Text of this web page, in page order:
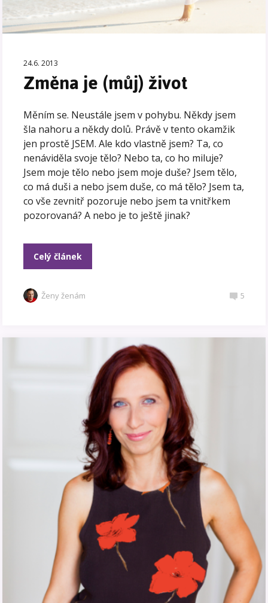
24.6. 2013
Změna je (můj) život
Měním se. Neustále jsem v pohybu. Někdy jsem
šla nahoru a někdy dolů. Právě v tento okamžik
jen prostě JSEM. Ale kdo vlastně jsem? Ta, co
nenáviděla svoje tělo? Nebo ta, co ho miluje?
Jsem moje tělo nebo jsem moje duše? Jsem tělo,
co má duši a nebo jsem duše, co má tělo? Jsem ta,
co vše zevnitř pozoruje nebo jsem ta vnitřkem
pozorovaná? A nebo je to ještě jinak?
Celý článek
Ženy ženám 5